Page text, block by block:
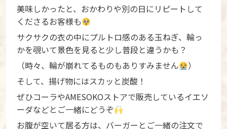
美味しかったと、おかわりや別の日にリピートして
くださるお客様も
サクサクの衣の中にプルトロ感のある玉ねぎ、輪っ
かを覗いて景色を見ると少し普段と違うかも？
（時々、輪が崩れてるものもありすみません
）
そして、揚げ物にはスカッと炭酸！
ぜひコーラやAMESOKOストアで販売しているイエソ
ーダなどとご一緒にどうぞ
お腹が空いて居る方は、バーガーとご一緒の注文で